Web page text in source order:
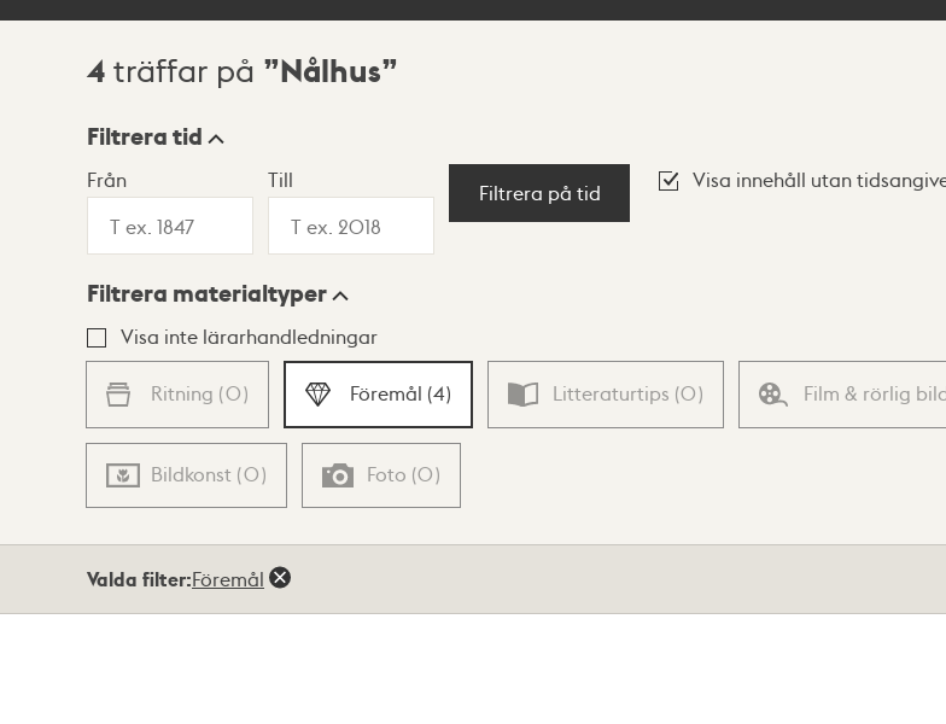
Sökresultat
4 träffar på Nålhus
Visningsläge
Lista Karta
Filtrera tid
Från Till
Filtrera på tid
Visa innehåll utan
Filtrera materialtyper
Visa inte lärarhandledningar
Ritning (0) Föremål (4) Litteraturtips (0) Film & rörlig
Bildkonst (0) Foto (0)
Valda filter:Föremål